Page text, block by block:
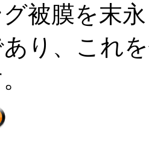
被膜を末
り、これ